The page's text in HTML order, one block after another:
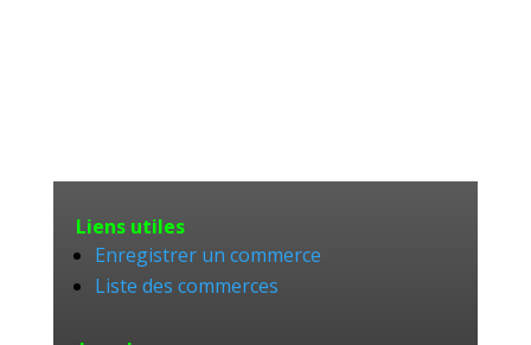
Liens utiles
Enregistrer un commerce
Liste des commerces